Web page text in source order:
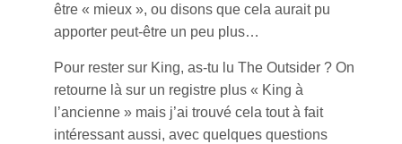
être « mieux », ou disons que cela aurait pu
apporter peut-être un peu plus…
Pour rester sur King, as-tu lu The Outsider ? On
retourne là sur un registre plus « King à
l’ancienne » mais j’ai trouvé cela tout à fait
intéressant aussi, avec quelques questions